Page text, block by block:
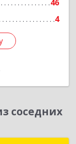
46
4
соседних